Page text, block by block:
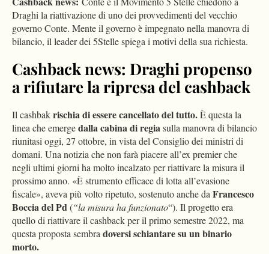
Draghi la riattivazione di uno dei provvedimenti del vecchio
governo Conte. Mente il governo è impegnato nella manovra di
bilancio, il leader dei 5Stelle spiega i motivi della sua richiesta.
Cashback news: Draghi propenso
a rifiutare la ripresa del cashback
Il cashbakrischia di essere cancellato del tutto.È questa la
linea che emergedalla cabina di regia sulla manovra di bilancio
riunitasi oggi, 27 ottobre, in vista del Consiglio dei ministri di
domani. Una notizia che non farà piacere all’ex premier che
negli ultimi giorni ha molto incalzato per riattivare la misura il
prossimo anno. «È strumento efficace di lotta all’evasione
fiscale», aveva più volto ripetuto, sostenuto anche da Francesco
Boccia del Pd (“la misura ha funzionato“). Il progetto era
quello di riattivare il cashback per il primo semestre 2022, ma
questa proposta sembra doversi schiantare su un binario
morto.